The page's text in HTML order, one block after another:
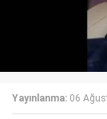
Yayınlanma: 06